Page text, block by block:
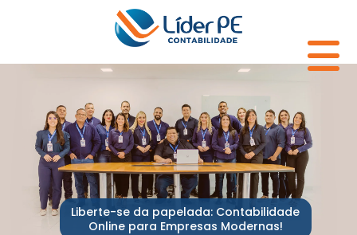
Liberte-se da papelada: Contabilidade
Online para Empresas Modernas!